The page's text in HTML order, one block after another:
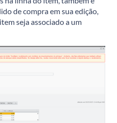
de compra em sua edição,
seja associado a um